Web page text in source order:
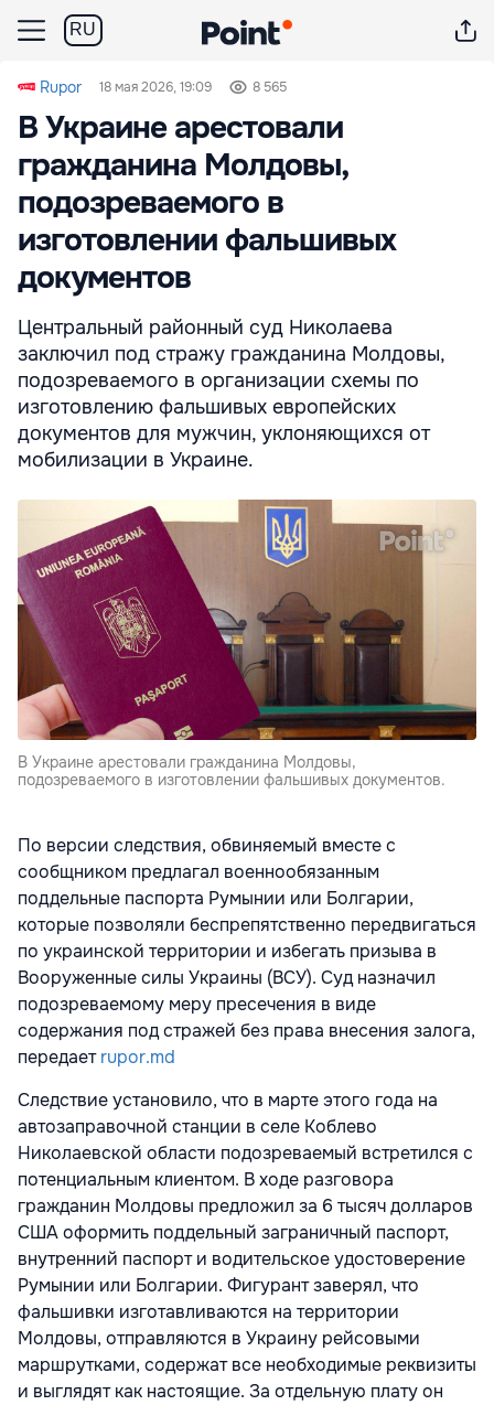
RU
Rupor 18 мая 2026, 19:09 8 565
В Украине арестовали
гражданина Молдовы,
подозреваемого в
изготовлении фальшивых
документов
Центральный районный суд Николаева
заключил под стражу гражданина Молдовы,
подозреваемого в организации схемы по
изготовлению фальшивых европейских
документов для мужчин, уклоняющихся от
мобилизации в Украине.
В Украине арестовали гражданина Молдовы,
подозреваемого в изготовлении фальшивых документов.
По версии следствия, обвиняемый вместе с
сообщником предлагал военнообязанным
поддельные паспорта Румынии или Болгарии,
которые позволяли беспрепятственно передвигаться
по украинской территории и избегать призыва в
Вооруженные силы Украины (ВСУ). Суд назначил
подозреваемому меру пресечения в виде
содержания под стражей без права внесения залога,
передаетrupor.md
Следствие установило, что в марте этого года на
автозаправочной станции в селе Коблево
Николаевской области подозреваемый встретился с
потенциальным клиентом. В ходе разговора
гражданин Молдовы предложил за 6 тысяч долларов
США оформить поддельный заграничный паспорт,
внутренний паспорт и водительское удостоверение
Румынии или Болгарии. Фигурант заверял, что
фальшивки изготавливаются на территории
Молдовы, отправляются в Украину рейсовыми
маршрутками, содержат все необходимые реквизиты
и выглядят как настоящие. За отдельную плату он